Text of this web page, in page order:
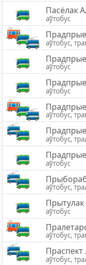
Пасёлак
аўтобус
аўтобус,
аўтобус
аўтобус
аўтобус,
аўтобус,
аўтобус
аўтобус,
аўтобус
аўтобус,
Праспект
аўтобус,